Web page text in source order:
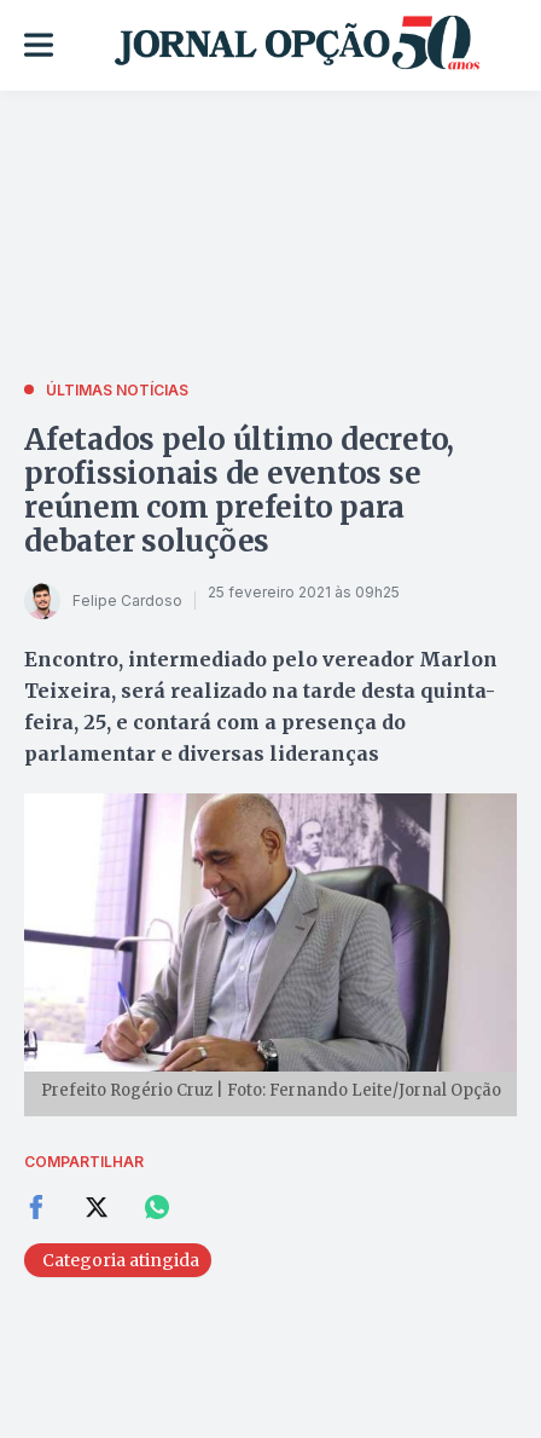
ÚLTIMAS NOTÍCIAS
Afetados pelo último decreto,
profissionais de eventos se
reúnem com prefeito para
debater soluções
Felipe Cardoso 25 fevereiro 2021 às 09h25
Encontro, intermediado pelo vereador Marlon
Teixeira, será realizado na tarde desta quinta-
feira, 25, e contará com a presença do
parlamentar e diversas lideranças
Prefeito Rogério Cruz | Foto: Fernando Leite/Jornal Opção
COMPARTILHAR
Categoria atingida